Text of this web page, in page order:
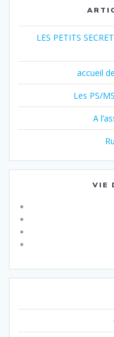
LES PETITS
accueil
Les PS/
A
VIE